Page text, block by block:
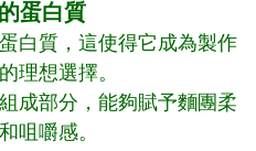
蛋白質
白質，這使得它成為製作
理想選擇。
成部分，能夠賦予麵團柔
咀嚼感。